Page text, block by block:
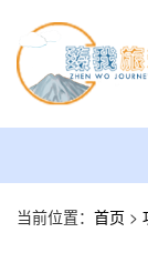
当前位置： 首页 >